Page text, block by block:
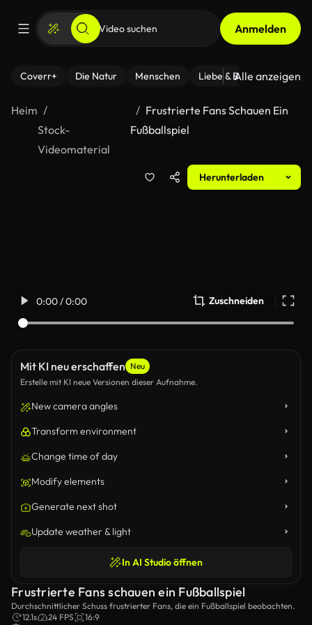
Anmelden
Coverr+ Die Natur Menschen Liebe & Beziehungen
Alle anzeigen
Heim
Stock-
Videomaterial
Frustrierte Fans Schauen Ein
Fußballspiel
Herunterladen
0:00 / 0:00 Zuschneiden
Mit KI neu erschaffen Neu
Erstelle mit KI neue Versionen dieser Aufnahme.
New camera angles
Transform environment
Change time of day
Modify elements
Generate next shot
Update weather & light
In AI Studio öffnen
Frustrierte Fans schauen ein Fußballspiel
Durchschnittlicher Schuss frustrierter Fans, die ein Fußballspiel beobachten.
12.1s
24 FPS
16:9